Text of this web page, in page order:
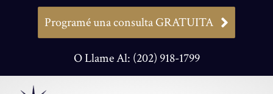
Programé una consulta GRATUITA
O Llame Al: (202) 918-1799